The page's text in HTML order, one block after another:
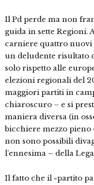
Il Pd perde ma non
guida in sette Regioni.
carniere quattro nuovi
un deludente risultato
solo rispetto alle
elezioni regionali del
maggiori partiti in
chiaroscuro – e si
maniera diversa (in
bicchiere mezzo pieno
non sono possibili
l’ennesima – della
Il fatto che il «partito